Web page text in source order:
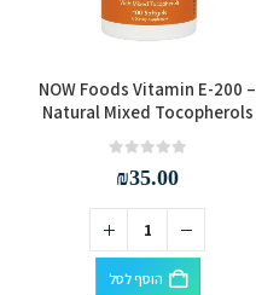
NOW Foods Vitamin E-200 –
Natural Mixed Tocopherols
₪35.00
הוסף לסל